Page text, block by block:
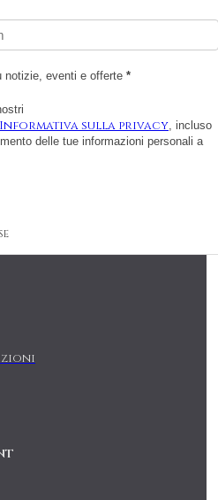
notizie, eventi e offerte *
sulla privacy, incluso
delle tue informazioni personali a